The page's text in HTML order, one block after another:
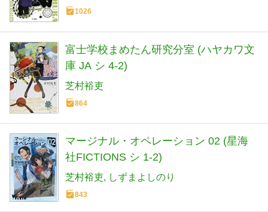
1026
富士学校まめたん研究分室 (ハヤカワ文
庫 JA シ 4-2)
芝村裕吏
864
マージナル・オペレーション 02 (星海
社FICTIONS シ 1-2)
芝村裕吏 しずまよしのり
843